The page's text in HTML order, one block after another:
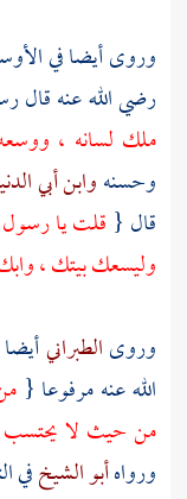
وروى أيضا في
رضي الله عنه قال
ملك لسانه ،
وحسنهوابن أبي
قال { قلت يا رسول
وليسعك بيتك ،
وروىالطبراني
الله عنه مرفوعا {
من حيث لا يحتسب ،
ورواهأبو الشيخفي